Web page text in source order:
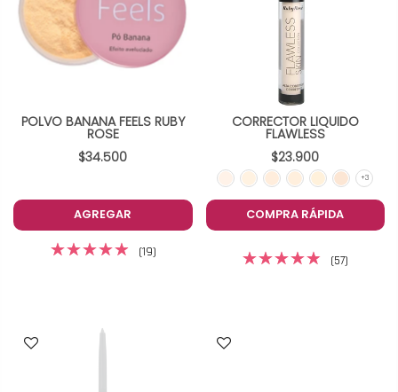
POLVO BANANA FEELS RUBY
ROSE
$34.500
AGREGAR
(19)
CORRECTOR LIQUIDO
FLAWLESS
$23.900
COMPRA RÁPIDA
(57)